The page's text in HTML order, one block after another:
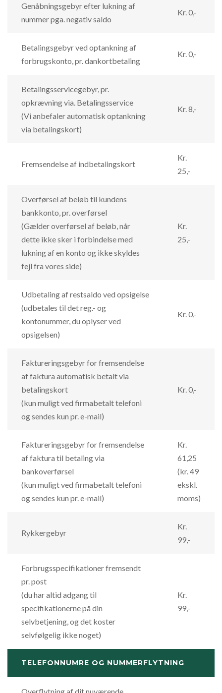
Genåbningsgebyr efter lukning af
nummer pga. negativ saldo
Kr. 0,-
Betalingsgebyr ved optankning af
forbrugskonto, pr. dankortbetaling
Kr. 0,-
Betalingsservicegebyr, pr.
opkrævning via. Betalingsservice
(Vi anbefaler automatisk optankning
via betalingskort)
Kr. 8,-
Fremsendelse af indbetalingskort
Kr.
25,-
Overførsel af beløb til kundens
bankkonto, pr. overførsel
(Gælder overførsel af beløb, når
dette ikke sker i forbindelse med
lukning af en konto og ikke skyldes
fejl fra vores side)
Kr.
25,-
Udbetaling af restsaldo ved opsigelse
(udbetales til det reg.- og
kontonummer, du oplyser ved
opsigelsen)
Kr. 0,-
Faktureringsgebyr for fremsendelse
af faktura automatisk betalt via
betalingskort
(kun muligt ved firmabetalt telefoni
og sendes kun pr. e-mail)
Kr. 0,-
Faktureringsgebyr for fremsendelse
af faktura til betaling via
bankoverførsel
(kun muligt ved firmabetalt telefoni
og sendes kun pr. e-mail)
Kr.
61,25
(kr. 49
ekskl.
moms)
Rykkergebyr
Kr.
99,-
Forbrugsspecifikationer fremsendt
pr. post
(du har altid adgang til
specifikationerne på din
selvbetjening, og det koster
selvfølgelig ikke noget)
Kr.
99,-
TELEFONNUMRE OG NUMMERFLYTNING